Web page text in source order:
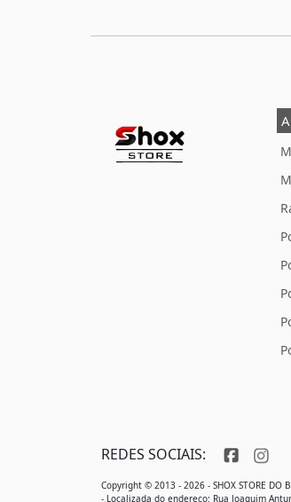
REDES SOCIAIS:
Copyright © 2013 - 2026 - SHOX STORE DO
- Localizada do endereço: Rua Joaquim